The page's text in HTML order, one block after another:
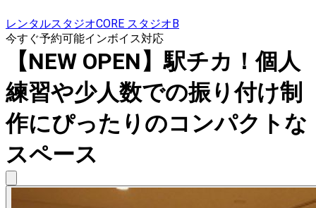
レンタルスタジオCORE スタジオB
今すぐ予約可能インボイス対応
【NEW OPEN】駅チカ！個人
練習や少人数での振り付け制
作にぴったりのコンパクトな
スペース